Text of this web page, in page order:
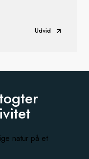
Udvid
natur på et